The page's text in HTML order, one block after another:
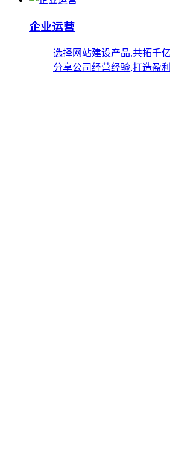
企业运营
选择网站建设产品,共拓千
分享公司经营经验,打造盈